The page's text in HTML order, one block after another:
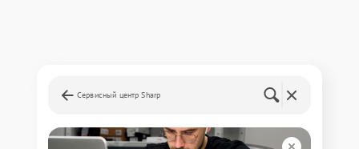
Сервисный центр Sharp